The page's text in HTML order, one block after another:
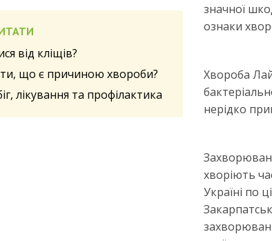
від кліщів?
що є причиною хвороби?
лікування та профілактика
значної
ознаки
Хвороба
нерідко
хворіють
Україні по